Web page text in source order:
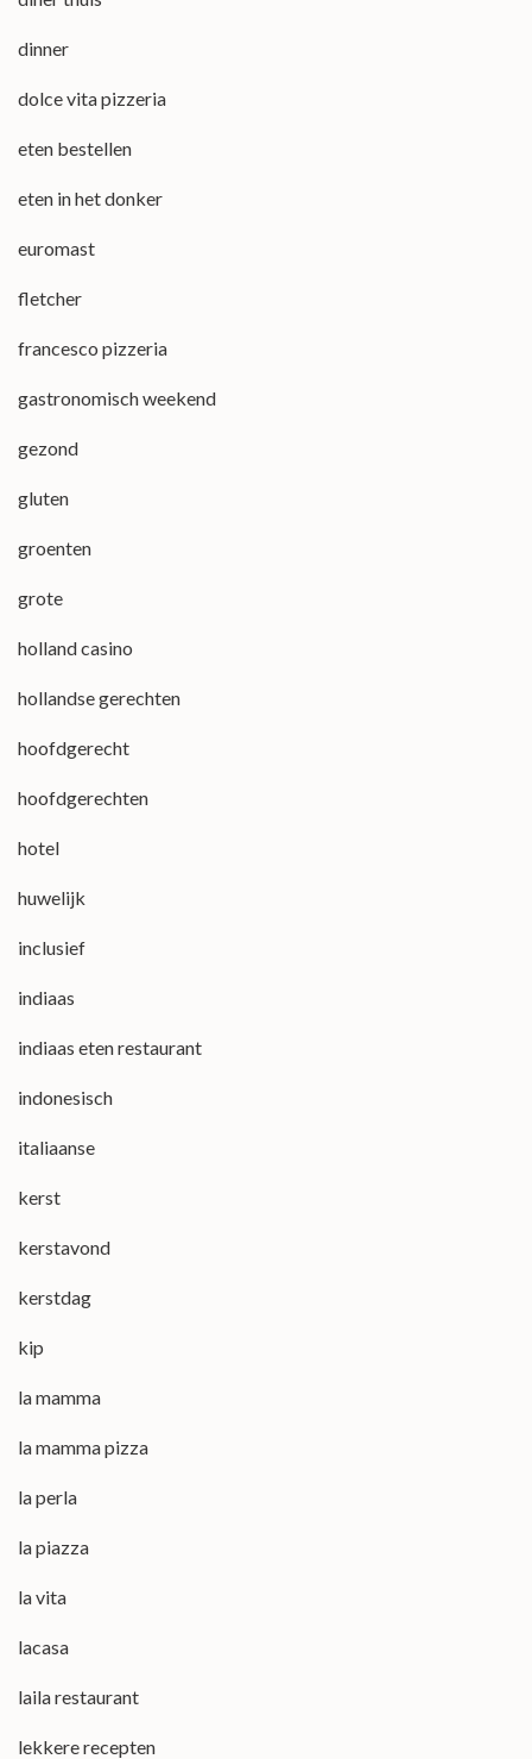
dinner
dolce vita pizzeria
eten bestellen
eten in het donker
euromast
fletcher
francesco pizzeria
gastronomisch weekend
gezond
gluten
groenten
grote
holland casino
hollandse gerechten
hoofdgerecht
hoofdgerechten
hotel
huwelijk
inclusief
indiaas
indiaas eten restaurant
indonesisch
italiaanse
kerst
kerstavond
kerstdag
kip
la mamma
la mamma pizza
la perla
la piazza
la vita
lacasa
laila restaurant
lekkere recepten